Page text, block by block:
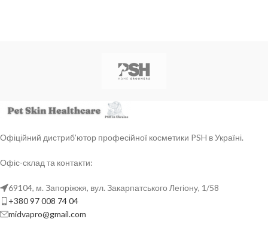
Офіційний дистриб’ютор професійної косметики PSH в Україні.
Офіс-склад та контакти:
69104, м. Запоріжжя, вул. Закарпатського Легіону, 1/58
+380 97 008 74 04
midvapro@gmail.com